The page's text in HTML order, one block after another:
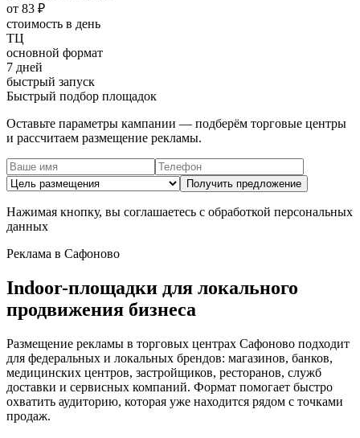
от 83 ₽
стоимость в день
ТЦ
основной формат
7 дней
быстрый запуск
Быстрый подбор площадок
Оставьте параметры кампании — подберём торговые центры
и рассчитаем размещение рекламы.
Получить предложение
Нажимая кнопку, вы соглашаетесь с обработкой персональных
данных
Реклама в Сафоново
Indoor-площадки для локального
продвижения бизнеса
Размещение рекламы в торговых центрах Сафоново подходит
для федеральных и локальных брендов: магазинов, банков,
медицинских центров, застройщиков, ресторанов, служб
доставки и сервисных компаний. Формат помогает быстро
охватить аудиторию, которая уже находится рядом с точками
продаж.